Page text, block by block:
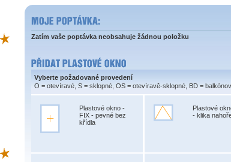
Zatím vaše poptávka neobsahuje žádnou položku
Vyberte požadované provedení
O = otevíravé, S = sklopné, OS = otevíravě-sklopné, BD =
Plastové okno -
FIX - pevné bez
křídla
Plastové
- klika